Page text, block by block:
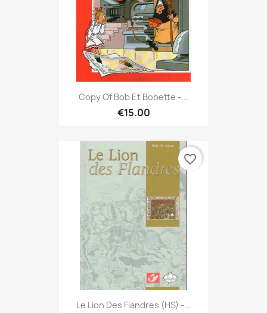
Copy Of Bob Et Bobette -...
€15.00
Le Lion Des Flandres (HS) -...
favorite_border